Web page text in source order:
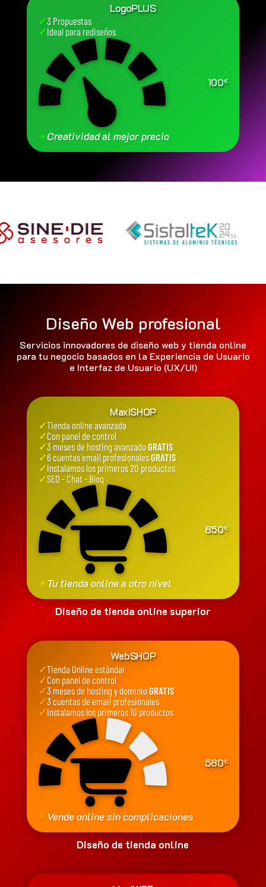
LogoPLUS
✓3 Propuestas
✓Ideal para rediseños
100€
✳Creatividad al mejor precio
Diseño Web profesional
Servicios innovadores de diseño web y tienda online
para tu negocio basados en la Experiencia de Usuario
e Interfaz de Usuario (UX/UI)
MaxiSHOP
✓Tienda online avanzada
✓Con panel de control
✓3 meses de hosting avanzadoGRATIS
✓6 cuentas email profesionalesGRATIS
✓Instalamos los primeros 20 productos
✓SEO - Chat - Blog
850€
✳Tu tienda online a otro nivel
Diseño de tienda online superior
WebSHOP
✓Tienda Online estándar
✓Con panel de control
✓3 meses de hosting y dominioGRATIS
✓3 cuentas de email profesionales
✓Instalamos los primeros 10 productos
580€
✳Vende online sin complicaciones
Diseño de tienda online